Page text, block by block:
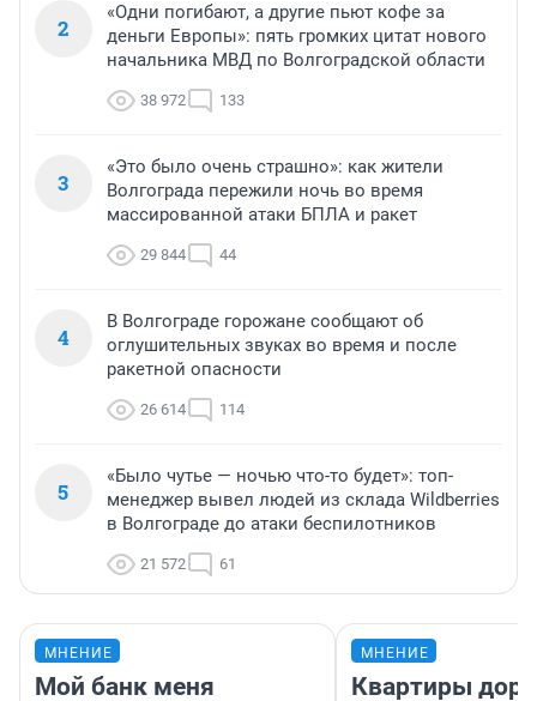
2
«Одни погибают, а другие пьют кофе за
деньги Европы»: пять громких цитат нового
начальника МВД по Волгоградской области
38 972 133
3
«Это было очень страшно»: как жители
Волгограда пережили ночь во время
массированной атаки БПЛА и ракет
29 844 44
4
В Волгограде горожане сообщают об
оглушительных звуках во время и после
ракетной опасности
26 614 114
5
«Было чутье — ночью что-то будет»: топ-
менеджер вывел людей из склада Wildberries
в Волгограде до атаки беспилотников
21 572 61
МНЕНИЕ
Мой банк меня
МНЕНИЕ
Квартиры